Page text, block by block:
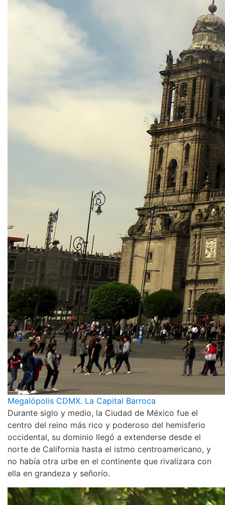
Megalópolis CDMX. La Capital Barroca
Durante siglo y medio, la Ciudad de México fue el
centro del reino más rico y poderoso del hemisferio
occidental, su dominio llegó a extenderse desde el
norte de California hasta el istmo centroamericano, y
no había otra urbe en el continente que rivalizara con
ella en grandeza y señorío.